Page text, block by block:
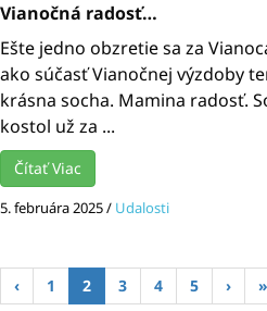
Vianočná radosť…
Ešte jedno obzretie sa za
ako súčasť Vianočnej výzdoby
krásna socha. Mamina radosť.
kostol už za ...
Čítať Viac
5. februára 2025/ Udalosti
‹ 1 2 3 4 5 › »